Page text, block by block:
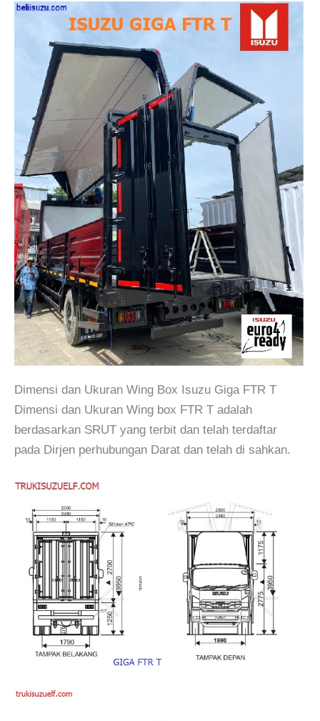
Dimensi dan Ukuran Wing Box Isuzu Giga FTR T
Dimensi dan Ukuran Wing box FTR T adalah
berdasarkan SRUT yang terbit dan telah terdaftar
pada Dirjen perhubungan Darat dan telah di sahkan.